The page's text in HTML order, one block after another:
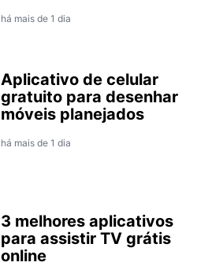
há mais de 1 dia
Aplicativo de celular
gratuito para desenhar
móveis planejados
há mais de 1 dia
3 melhores aplicativos
para assistir TV grátis
online